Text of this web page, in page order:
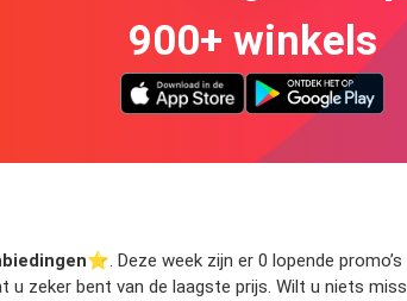
900+ winkels
⭐️. Deze week zijn er 0 lopende
zeker bent van de laagste prijs. Wilt u niets